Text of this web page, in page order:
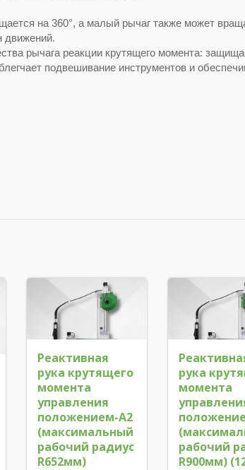
на 360°, а малый рычаг также может
движений.
рычага реакции крутящего момента:
подвешивание инструментов и
Реактивная
рука крутящего
момента
управления
положением-A2
(максимальный
рабочий радиус
R652мм)
рука
момента
рабочий
R900мм)